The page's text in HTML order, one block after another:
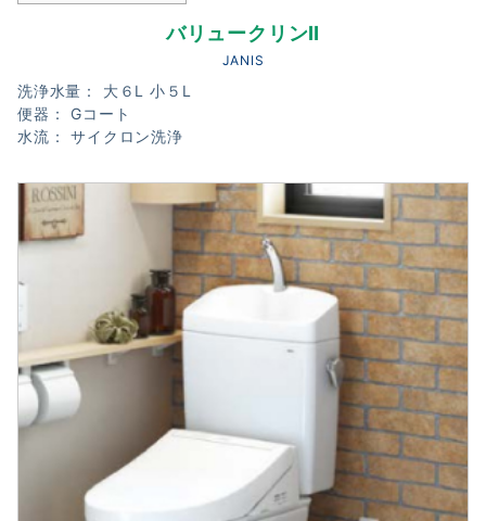
バリュークリンⅡ
JANIS
洗浄水量： 大６L 小５L
便器： Gコート
水流： サイクロン洗浄